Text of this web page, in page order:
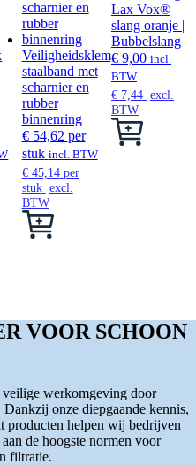
Veiligheidsklem,
staalband met
scharnier en
rubber
binnenring
€54,62 per
stuk incl. BTW
€45,14 per
stuk excl.
BTW
Dit
kan
de
productpagina
Lax Vox®
slang oranje |
Bubbelslang
€9,00 incl.
BTW
€7,44 excl.
BTW
Dit
VOOR SCHOON
veilige werkomgeving door
onze diepgaande kennis,
producten helpen wij bedrijven
de hoogste normen voor
filtratie.